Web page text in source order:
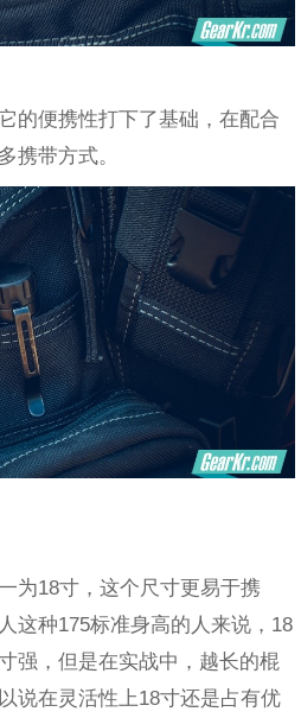
的便携性打下了基础，在配合
携带方式。
为18寸，这个尺寸更易于携
这种175标准身高的人来说，18
强，但是在实战中，越长的棍
说在灵活性上18寸还是占有优